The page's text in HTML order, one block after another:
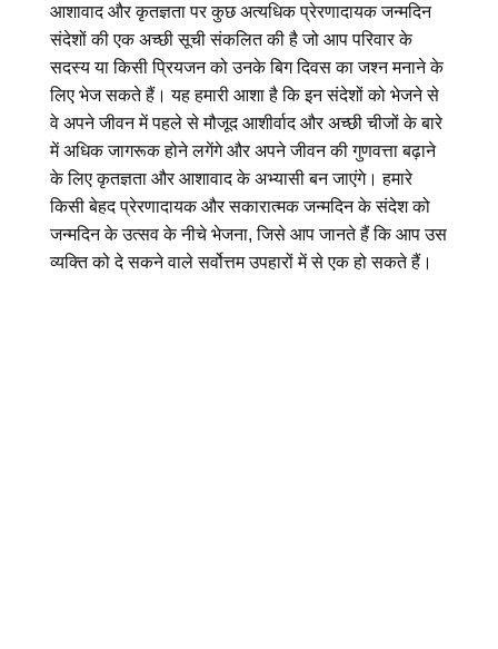
आशावाद और कृतज्ञता पर कुछ अत्यधिक प्रेरणादायक जन्मदिन
संदेशों की एक अच्छी सूची संकलित की है जो आप परिवार के
सदस्य या किसी प्रियजन को उनके बिग दिवस का जश्न मनाने के
लिए भेज सकते हैं। यह हमारी आशा है कि इन संदेशों को भेजने से
वे अपने जीवन में पहले से मौजूद आशीर्वाद और अच्छी चीजों के बारे
में अधिक जागरूक होने लगेंगे और अपने जीवन की गुणवत्ता बढ़ाने
के लिए कृतज्ञता और आशावाद के अभ्यासी बन जाएंगे। हमारे
किसी बेहद प्रेरणादायक और सकारात्मक जन्मदिन के संदेश को
जन्मदिन के उत्सव के नीचे भेजना, जिसे आप जानते हैं कि आप उस
व्यक्ति को दे सकने वाले सर्वोत्तम उपहारों में से एक हो सकते हैं।